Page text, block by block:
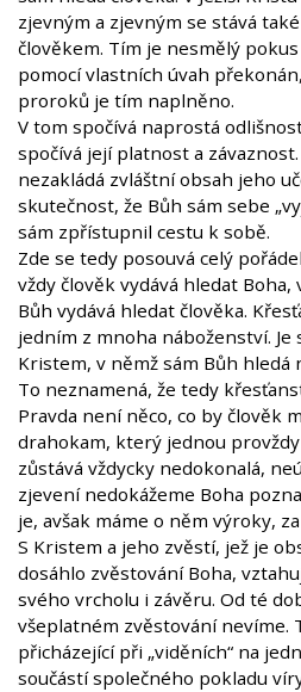
zjevným a zjevným se stává
člověkem. Tím je nesmělý
pomocí vlastních úvah
proroků je tím naplněno.
V tom spočívá naprostá
spočívá její platnost a
nezakládá zvláštní obsah jeho
skutečnost, že Bůh sám sebe
sám zpřístupnil cestu k sobě.
Zde se tedy posouvá celý
vždy člověk vydává hledat Boha,
Bůh vydává hledat člověka.
jedním z mnoha náboženství. Je
Kristem, v němž sám Bůh hledá
To neznamená, že tedy
Pravda není něco, co by člověk
drahokam, který jednou
zůstává vždycky nedokonalá,
zjevení nedokážeme Boha
je, avšak máme o něm výroky,
S Kristem a jeho zvěstí, jež je
dosáhlo zvěstování Boha,
svého vrcholu i závěru. Od té
všeplatném zvěstování nevíme.
přicházející při „viděních“ na
součástí společného pokladu